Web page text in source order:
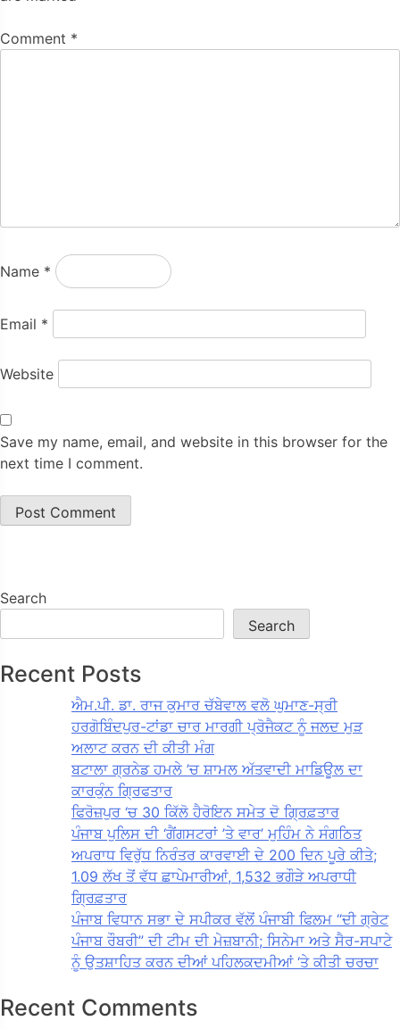
Comment *
Name *
Email *
Website
Save my name, email, and website in this browser for the
next time I comment.
Search
Search
Recent Posts
ਐਮ.ਪੀ. ਡਾ. ਰਾਜ ਕੁਮਾਰ ਚੱਬੇਵਾਲ ਵਲੋ ਘੁਮਾਣ-ਸ੍ਰੀ
ਹਰਗੋਬਿੰਦਪੁਰ-ਟਾਂਡਾ ਚਾਰ ਮਾਰਗੀ ਪ੍ਰੋਜੈਕਟ ਨੂੰ ਜਲਦ ਮੁੜ
ਅਲਾਟ ਕਰਨ ਦੀ ਕੀਤੀ ਮੰਗ
ਬਟਾਲਾ ਗ੍ਰਨੇਡ ਹਮਲੇ ’ਚ ਸ਼ਾਮਲ ਅੱਤਵਾਦੀ ਮਾਡਿਊਲ ਦਾ
ਕਾਰਕੁੰਨ ਗ੍ਰਿਫਤਾਰ
ਫਿਰੋਜ਼ਪੁਰ ‘ਚ 30 ਕਿੱਲੋ ਹੈਰੋਇਨ ਸਮੇਤ ਦੋ ਗ੍ਰਿਫ਼ਤਾਰ
ਪੰਜਾਬ ਪੁਲਿਸ ਦੀ ‘ਗੈਂਗਸਟਰਾਂ ’ਤੇ ਵਾਰ’ ਮੁਹਿੰਮ ਨੇ ਸੰਗਠਿਤ
ਅਪਰਾਧ ਵਿਰੁੱਧ ਨਿਰੰਤਰ ਕਾਰਵਾਈ ਦੇ 200 ਦਿਨ ਪੂਰੇ ਕੀਤੇ;
1.09 ਲੱਖ ਤੋਂ ਵੱਧ ਛਾਪੇਮਾਰੀਆਂ, 1,532 ਭਗੌੜੇ ਅਪਰਾਧੀ
ਗ੍ਰਿਫ਼ਤਾਰ
ਪੰਜਾਬ ਵਿਧਾਨ ਸਭਾ ਦੇ ਸਪੀਕਰ ਵੱਲੋਂ ਪੰਜਾਬੀ ਫਿਲਮ “ਦੀ ਗ੍ਰੇਟ
ਪੰਜਾਬ ਰੌਬਰੀ” ਦੀ ਟੀਮ ਦੀ ਮੇਜ਼ਬਾਨੀ; ਸਿਨੇਮਾ ਅਤੇ ਸੈਰ-ਸਪਾਟੇ
ਨੂੰ ਉਤਸ਼ਾਹਿਤ ਕਰਨ ਦੀਆਂ ਪਹਿਲਕਦਮੀਆਂ ‘ਤੇ ਕੀਤੀ ਚਰਚਾ
Recent Comments